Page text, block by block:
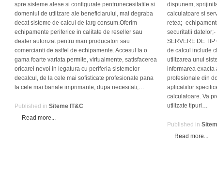
spre sisteme alese si configurate pentrunecesitatile si
domeniul de utilizare ale beneficiarului, mai degraba
decat sisteme de calcul de larg consum.Oferim
echipamente periferice in calitate de reseller sau
dealer autorizat pentru mari producatori sau
comercianti de astfel de echipamente. Accesul la o
gama foarte variata permite, virtualmente, satisfacerea
oricarei nevoi in legatura cu periferia sistemelor
decalcul, de la cele mai sofisticate profesionale pana
la cele mai banale imprimante, dupa necesitati,…
Published in Siteme IT&C
Read more...
dispunem,
calculatoare si
retea;-
securitatii
SERVERE DE
de calcul include
utilizarea unui
informarea exacta
profesionale din
aplicatiilor
calculatoare. Va
utilizate tipuri…
Published in
Read more...